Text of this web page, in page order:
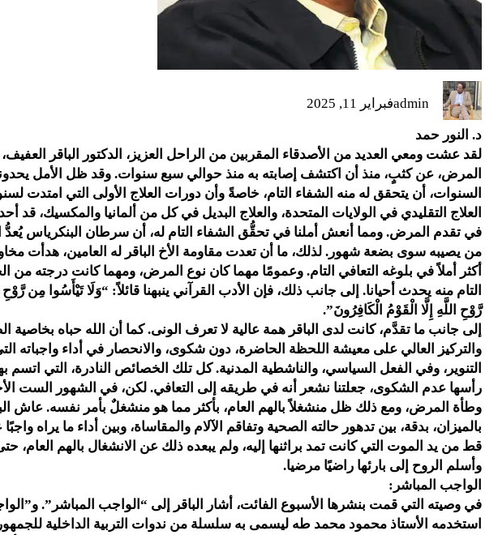
adminفبراير 11, 2025
د. النور حمد
لقد عشت ومعي العديد من الأصدقاء المقربين من الراحل العزيز، الدكتور الباقر
المرض، عن كثبٍ، منذ أن اكتشف إصابته به منذ حوالي سبع سنوات. وقد ظل الأمل
السنوات، أن يتحقق له منه الشفاء التام، خاصةً وأن دورات العلاج الأولى التي امتدت
العلاج التقليدي في الولايات المتحدة، والعلاج البديل في كل من ألمانيا والمكسيك، قد
في تقدم المرض. ومما أنعش أملنا في تحقُّق الشفاء التام له، أن سرطان البنكرياس يُعدُّ
من يصيبه سوى بضعة شهور. لذلك، ما أن تعدت مقاومة الأخ الباقر له العامين، هدأت
أكثر أملاً في بلوغه التعافي التام. وعمومًا مهما كان نوع المرض، ومهما كانت درجته من
التام منه يحدث أحيانا. إلى جانب ذلك، فإن الأدب القرآني ينبهنا قائلاً: “وَلَا تَيْأَسُوا مِن
رَّوْحِ اللَّهِ إِلَّا الْقَوْمُ الْكَافِرُونَ”.
إلى جانب ما تقدَّم، كانت لدى الباقر همة عالية لا تعرف الونى. كما أن الله حباه بخاصية
والتركيز العالي على معيشة اللحظة الحاضرة، دون شكوى، والانحصار في أداء واجباته
التنوير، وفي الفعل السياسي، والناشطية المدنية. كل تلك الخصائص النادرة، التي اتسم
رأسها عدم الشكوى، جعلتنا نشعر أنه في طريقه إلى التعافي. لكن، في الشهور الست
وطأة المرض، ومع ذلك ظل منشغلاً بالهم العام، بأكثر مما هو منشغلٌ بأمر نفسه. عاش
بالميزان، بدقة، بين تدهور حالته الصحية وتفاقم الآلام والمقاساة، وبين أداء ما يراه واجبًا
قط من يد الموت التي كانت تمد براثنها إليه، ولم يبعده ذلك عن الانشغال بالهم العام،
وأسلم الروح إلى بارئها راضيًا مرضيا.
الواجب المباشر:
في وصيته التي قمت بنشرها الأسبوع الفائت، أشار الباقر إلى “الواجب المباشر”.
استخدمه الأستاذ محمود محمد طه ليسمى به سلسلة من ندوات التربية الداخلية